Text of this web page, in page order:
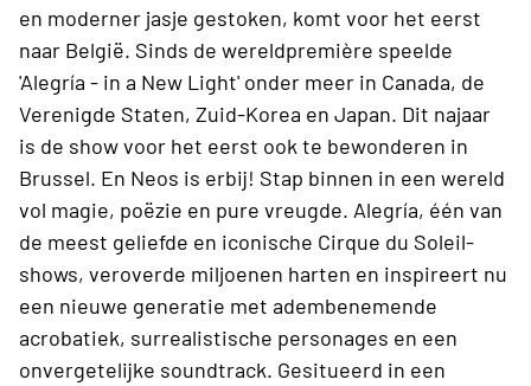
en moderner jasje gestoken, komt voor het eerst
naar België. Sinds de wereldpremière speelde
'Alegría - in a New Light' onder meer in Canada, de
Verenigde Staten, Zuid-Korea en Japan. Dit najaar
is de show voor het eerst ook te bewonderen in
Brussel. En Neos is erbij! Stap binnen in een wereld
vol magie, poëzie en pure vreugde. Alegría, één van
de meest geliefde en iconische Cirque du Soleil-
shows, veroverde miljoenen harten en inspireert nu
een nieuwe generatie met adembenemende
acrobatiek, surrealistische personages en een
onvergetelijke soundtrack. Gesitueerd in een